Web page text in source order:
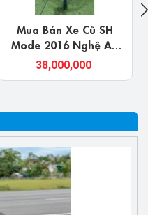
Mua Bán Xe Cũ SH
Mode 2016 Nghệ An
Giá Rẻ, Chính Chủ
38,000,000